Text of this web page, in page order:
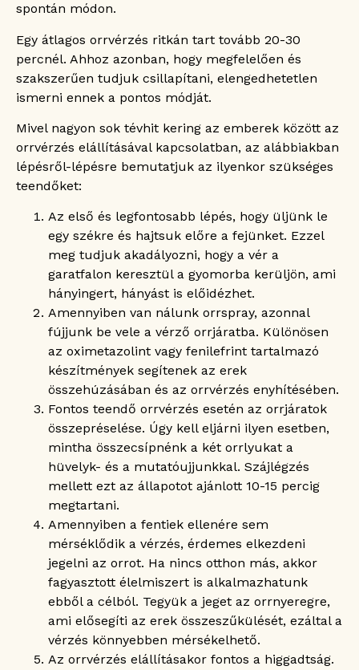
spontán módon.
Egy átlagos orrvérzés ritkán tart tovább 20-30
percnél. Ahhoz azonban, hogy megfelelően és
szakszerűen tudjuk csillapítani, elengedhetetlen
ismerni ennek a pontos módját.
Mivel nagyon sok tévhit kering az emberek között az
orrvérzés elállításával kapcsolatban, az alábbiakban
lépésről-lépésre bemutatjuk az ilyenkor szükséges
teendőket:
Az első és legfontosabb lépés, hogy üljünk le
egy székre és hajtsuk előre a fejünket. Ezzel
meg tudjuk akadályozni, hogy a vér a
garatfalon keresztül a gyomorba kerüljön, ami
hányingert, hányást is előidézhet.
Amennyiben van nálunk orrspray, azonnal
fújjunk be vele a vérző orrjáratba. Különösen
az oximetazolint vagy fenilefrint tartalmazó
készítmények segítenek az erek
összehúzásában és az orrvérzés enyhítésében.
Fontos teendő orrvérzés esetén az orrjáratok
összepréselése. Úgy kell eljárni ilyen esetben,
mintha összecsípnénk a két orrlyukat a
hüvelyk- és a mutatóujjunkkal. Szájlégzés
mellett ezt az állapotot ajánlott 10-15 percig
megtartani.
Amennyiben a fentiek ellenére sem
mérséklődik a vérzés, érdemes elkezdeni
jegelni az orrot. Ha nincs otthon más, akkor
fagyasztott élelmiszert is alkalmazhatunk
ebből a célból. Tegyük a jeget az orrnyeregre,
ami elősegíti az erek összeszűkülését, ezáltal a
vérzés könnyebben mérsékelhető.
Az orrvérzés elállításakor fontos a higgadtság.